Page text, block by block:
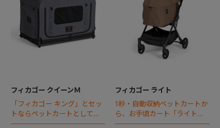
フィカゴー クイーンＭ
「フィカゴー キング」とセッ
トならペットカートとしても
使える、耐荷重50㎏の大型犬
フィカゴー ライト
1秒・自動収納ペットカートか
ら、お手頃カート「ライト」
が登場！